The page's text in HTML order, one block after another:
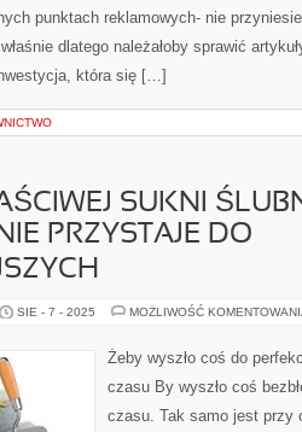
punktach reklamowych- nie
dlatego należałoby sprawić
która się […]
SUKNI
PRZYSTAJE DO
SIE - 7 - 2025 MOŻLIWOŚĆ
Żeby wyszło coś do
czasu By wyszło coś
czasu. Tak samo jest przy